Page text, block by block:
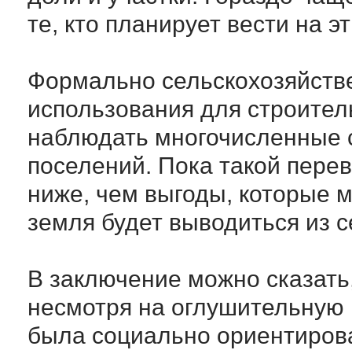
те, кто планирует вести на
Формально
использования для
наблюдать многочисленные
поселений. Пока такой
ниже, чем выгоды, которые
земля будет выводиться из
В заключение можно
несмотря на оглушительную
была социально